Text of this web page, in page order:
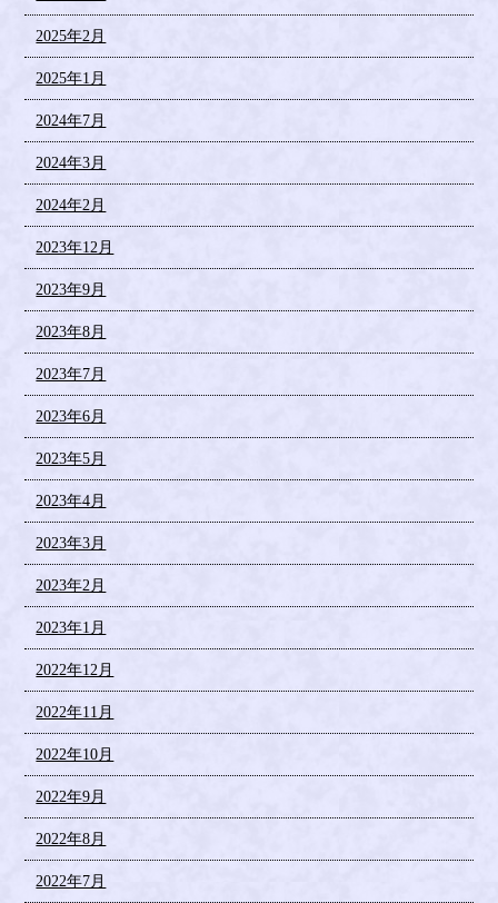
2025年2月
2025年1月
2024年7月
2024年3月
2024年2月
2023年12月
2023年9月
2023年8月
2023年7月
2023年6月
2023年5月
2023年4月
2023年3月
2023年2月
2023年1月
2022年12月
2022年11月
2022年10月
2022年9月
2022年8月
2022年7月